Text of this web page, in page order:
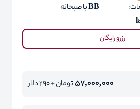
BB با صبحانه
رزرو رایگان
57,000,000تومان + 290 دلار